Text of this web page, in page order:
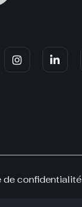
de confidentialité